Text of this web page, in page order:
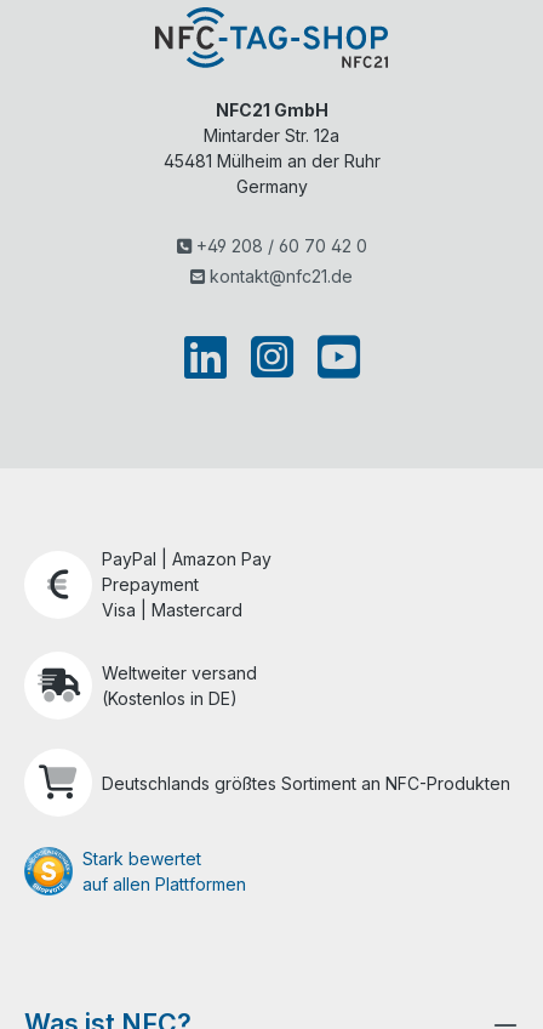
NFC21 GmbH
Mintarder Str. 12a
45481 Mülheim an der Ruhr
Germany
+49 208 / 60 70 42 0
kontakt@nfc21.de
PayPal | Amazon Pay
Prepayment
Visa | Mastercard
Weltweiter versand
(Kostenlos in DE)
Deutschlands größtes Sortiment an NFC-Produkten
Stark bewertet
auf allen Plattformen